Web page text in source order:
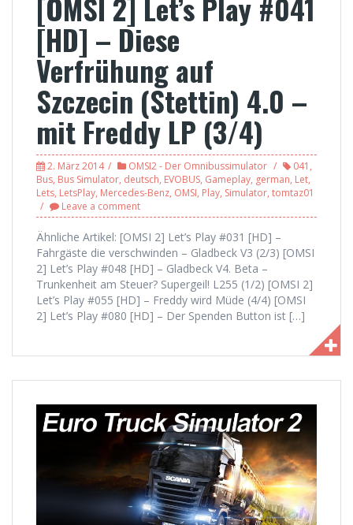
[HD] – Diese
Verfrühung auf
Szczecin (Stettin) 4.0 –
mit Freddy LP (3/4)
2. März 2014 OMSI2 - Der Omnibussimulator 041 ,
Bus, Bus Simulator, deutsch, EVOBUS, Gameplay, german, Let,
Lets, LetsPlay, Mercedes-Benz, OMSI, Play, Simulator, tomtaz01
Leave a comment
Ähnliche Artikel: [OMSI 2] Let’s Play #031 [HD] –
Fahrgäste die verschwinden – Gladbeck V3 (2/3) [OMSI
2] Let’s Play #048 [HD] – Gladbeck V4. Beta –
Trunkenheit am Steuer? Supergeil! L255 (1/2) [OMSI 2]
Let’s Play #055 [HD] – Freddy wird Müde (4/4) [OMSI
2] Let’s Play #080 [HD] – Der Spenden Button ist […]